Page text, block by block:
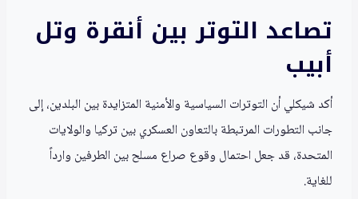
تصاعد التوتر بين أنقرة وتل
أبيب
أكد شيكلي أن التوترات السياسية والأمنية المتزايدة بين البلدين، إلى
جانب التطورات المرتبطة بالتعاون العسكري بين تركيا والولايات
المتحدة، قد جعل احتمال وقوع صراع مسلح بين الطرفين وارداً
للغاية.